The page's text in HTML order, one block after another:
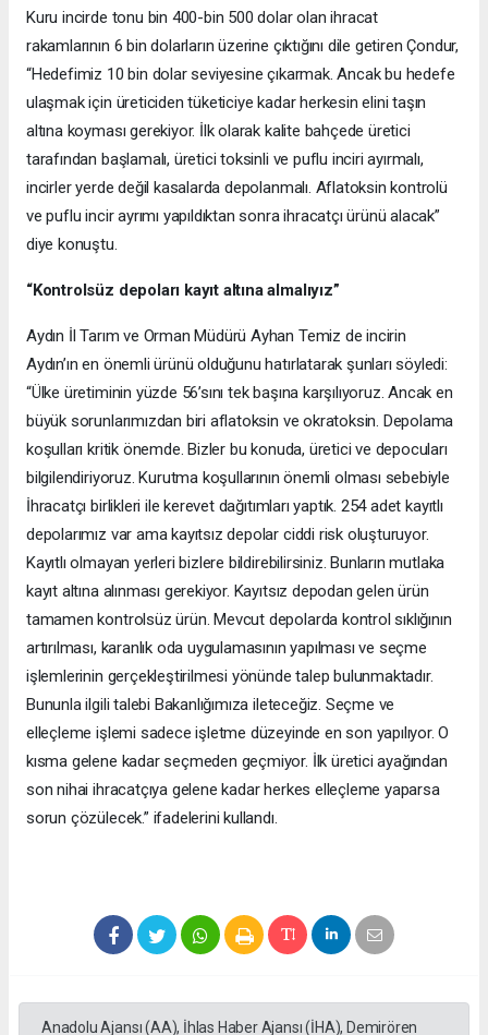
Kuru incirde tonu bin 400-bin 500 dolar olan ihracat
rakamlarının 6 bin dolarların üzerine çıktığını dile getiren Çondur,
“Hedefimiz 10 bin dolar seviyesine çıkarmak. Ancak bu hedefe
ulaşmak için üreticiden tüketiciye kadar herkesin elini taşın
altına koyması gerekiyor. İlk olarak kalite bahçede üretici
tarafından başlamalı, üretici toksinli ve puflu inciri ayırmalı,
incirler yerde değil kasalarda depolanmalı. Aflatoksin kontrolü
ve puflu incir ayrımı yapıldıktan sonra ihracatçı ürünü alacak”
diye konuştu.
“Kontrolsüz depoları kayıt altına almalıyız”
Aydın İl Tarım ve Orman Müdürü Ayhan Temiz de incirin
Aydın’ın en önemli ürünü olduğunu hatırlatarak şunları söyledi:
“Ülke üretiminin yüzde 56’sını tek başına karşılıyoruz. Ancak en
büyük sorunlarımızdan biri aflatoksin ve okratoksin. Depolama
koşulları kritik önemde. Bizler bu konuda, üretici ve depocuları
bilgilendiriyoruz. Kurutma koşullarının önemli olması sebebiyle
İhracatçı birlikleri ile kerevet dağıtımları yaptık. 254 adet kayıtlı
depolarımız var ama kayıtsız depolar ciddi risk oluşturuyor.
Kayıtlı olmayan yerleri bizlere bildirebilirsiniz. Bunların mutlaka
kayıt altına alınması gerekiyor. Kayıtsız depodan gelen ürün
tamamen kontrolsüz ürün. Mevcut depolarda kontrol sıklığının
artırılması, karanlık oda uygulamasının yapılması ve seçme
işlemlerinin gerçekleştirilmesi yönünde talep bulunmaktadır.
Bununla ilgili talebi Bakanlığımıza ileteceğiz. Seçme ve
elleçleme işlemi sadece işletme düzeyinde en son yapılıyor. O
kısma gelene kadar seçmeden geçmiyor. İlk üretici ayağından
son nihai ihracatçıya gelene kadar herkes elleçleme yaparsa
sorun çözülecek.” ifadelerini kullandı.
Anadolu Ajansı (AA), İhlas Haber Ajansı (İHA), Demirören